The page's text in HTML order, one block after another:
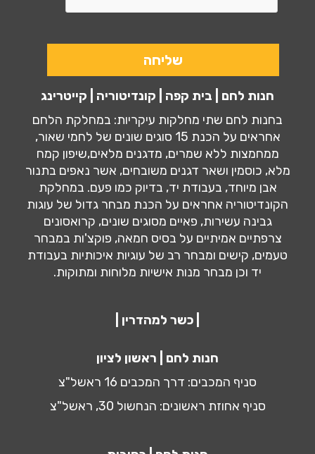
חנות לחם | בית קפה | קונדיטוריה | קייטרינג
בחנות לחם שתי מחלקות עיקריות: במחלקת הלחם
אחראים על הכנת 15 סוגים שונים של לחמי שאור,
ממחמצות ללא שמרים, מדגנים מלאים,שיפון קמח
מלא, כוסמין ושאר דגנים משובחים, אשר נאפים בתנור
אבן מיוחד, בעבודת יד, בדיוק כמו פעם. במחלקת
הקונדיטוריה אחראים על הכנת מבחר גדול של עוגות
גבינה עשירות, פאיים מסוגים שונים, קרואסונים
צרפתיים אמיתיים על בסיס חמאה, פוקצ'ות במבחר
טעמים, קישים ומבחר רב של עוגיות איכותיות בעבודת
יד וכן מבחר מנות אישיות מלוחות ומתוקות.
| כשר למהדרין |
חנות לחם | ראשון לציון
סניף המכבים: דרך המכבים 16 ראשל"צ
סניף אחוזת ראשונים: הנחשול 30, ראשל"צ